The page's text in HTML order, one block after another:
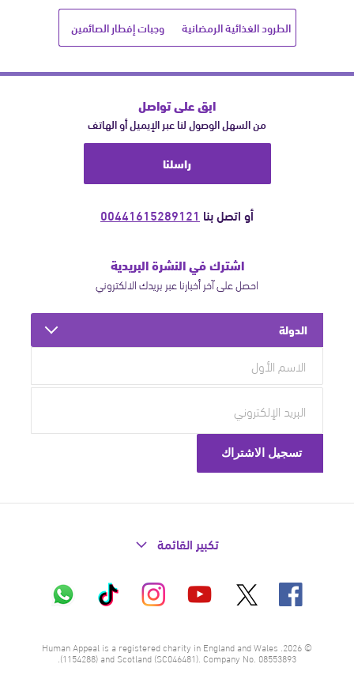
الطرود الغذائية الرمضانية وجبات إفطار الصائمين
ابق على تواصل
من السهل الوصول لنا عبر الإيميل أو الهاتف
راسلنا
أو اتصل بنا 00441615289121
اشترك في النشرة البريدية
احصل على آخر أخبارنا عبر بريدك الالكتروني
الدولة
تكبير القائمة
فيسبوك يوتيوب إنستاغرام تيك
توك
واتساب
© 2026. Human Appeal is a registered charity in England and Wales
(1154288) and Scotland (SC046481). Company No. 08553893.